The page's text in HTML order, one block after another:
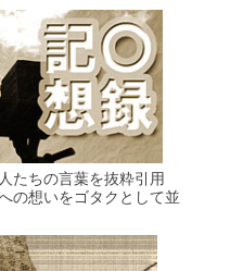
たちの言葉を抜粋引用
の想いをゴタクとして並